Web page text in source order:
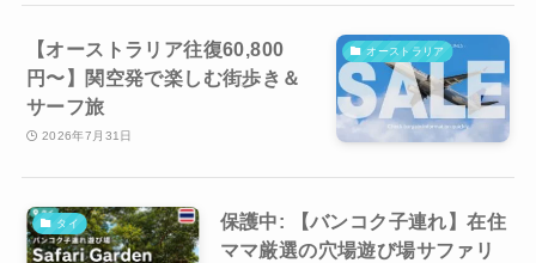
オーストラリア
【オーストラリア往復60,800
円〜】関空発で楽しむ街歩き＆
サーフ旅
2026年7月31日
タイ
保護中: 【バンコク子連れ】在住
ママ厳選の穴場遊び場サファリ